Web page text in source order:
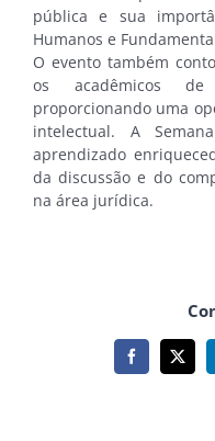
pública e sua
Humanos e
O evento também
os acadêmicos
proporcionando uma
intelectual. A
aprendizado
da discussão e do
na área jurídica.
Facebook
X